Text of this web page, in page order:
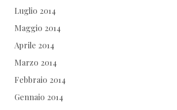
Luglio 2014
Maggio 2014
Aprile 2014
Marzo 2014
Febbraio 2014
Gennaio 2014